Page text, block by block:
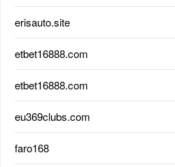
erisauto.site
etbet16888.com
etbet16888.com
eu369clubs.com
faro168